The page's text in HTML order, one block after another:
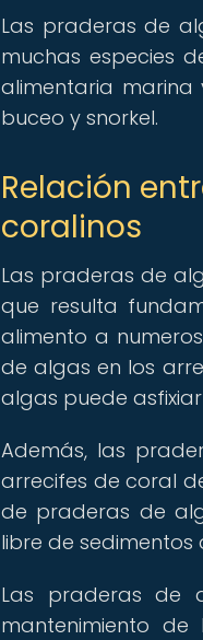
Las praderas de
muchas especies
alimentaria
buceo y snorkel.
Relación
coralinos
Las praderas de
que resulta
alimento a
de algas en los
algas puede
Además, las
arrecifes de coral
de praderas de
libre de
Las praderas de
mantenimiento